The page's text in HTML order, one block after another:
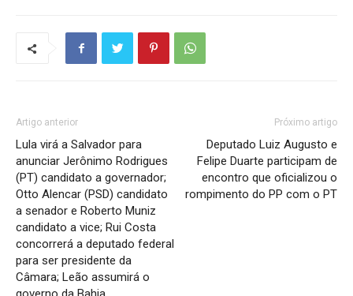
Artigo anterior
Lula virá a Salvador para
anunciar Jerônimo Rodrigues
(PT) candidato a governador;
Otto Alencar (PSD) candidato
a senador e Roberto Muniz
candidato a vice; Rui Costa
concorrerá a deputado federal
para ser presidente da
Câmara; Leão assumirá o
Próximo artigo
Deputado Luiz Augusto e
Felipe Duarte participam de
encontro que oficializou o
rompimento do PP com o PT